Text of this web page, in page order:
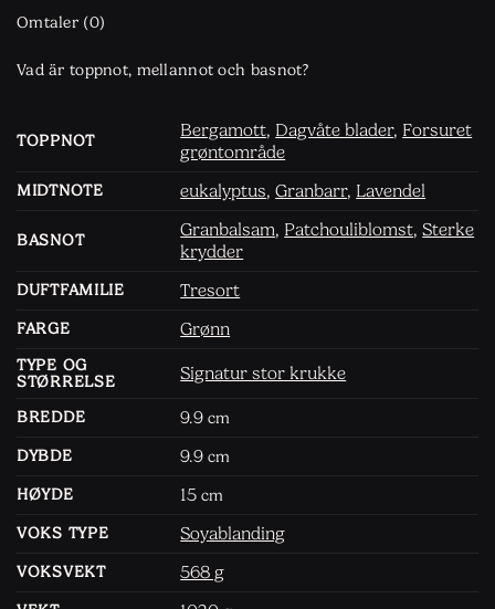
Omtaler (0)
Vad är toppnot, mellannot och basnot?
TOPPNOT
Bergamott, Dagvåte blader, Forsuret
grøntområde
MIDTNOTE eukalyptus,Granbarr, Lavendel
BASNOT
Granbalsam, Patchouliblomst,Sterke
krydder
DUFTFAMILIE Tresort
FARGE Grønn
TYPE OG
STØRRELSE
Signatur stor krukke
BREDDE 9.9 cm
DYBDE
9.9 cm
HØYDE
15 cm
VOKS TYPE
Soyablanding
VOKSVEKT 568 g